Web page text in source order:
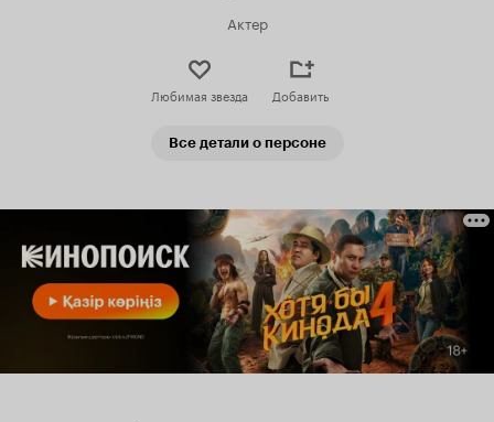
Актер
Любимая звезда Добавить
Все детали о персоне